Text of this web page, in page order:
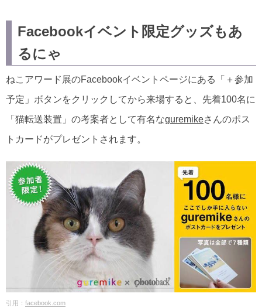
Facebookイベント限定グッズもあ
るにゃ
ねこアワード展のFacebookイベントページにある「＋参加
予定」ボタンをクリックしてから来場すると、先着100名に
「猫転送装置」の考案者として有名なguremikeさんのポス
トカードがプレゼントされます。
引用： facebook.com